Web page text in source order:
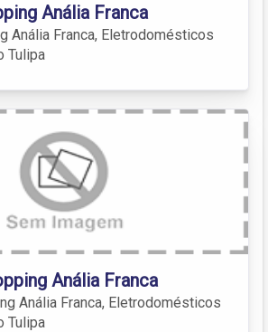
Anália Franca
Anália Franca, Eletrodomésticos
Tulipa
Anália Franca
Anália Franca, Eletrodomésticos
Tulipa